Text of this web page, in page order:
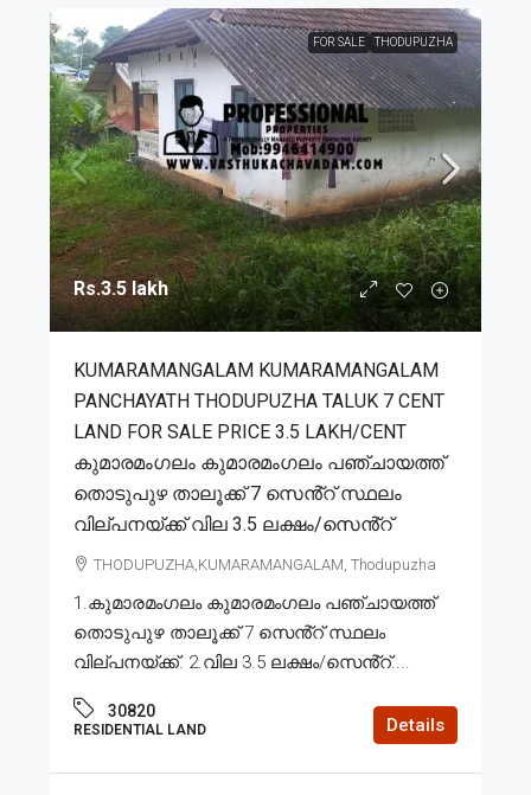
FOR SALE THODUPUZHA
Rs.3.5 lakh
KUMARAMANGALAM KUMARAMANGALAM
PANCHAYATH THODUPUZHA TALUK 7 CENT
LAND FOR SALE PRICE 3.5 LAKH/CENT
കുമാരമംഗലം കുമാരമംഗലം പഞ്ചായത്ത്
തൊടുപുഴ താലൂക്ക് 7 സെൻ്റ് സ്ഥലം
വില്പനയ്ക്ക് വില 3.5 ലക്ഷം/സെൻ്റ്
THODUPUZHA,KUMARAMANGALAM, Thodupuzha
1.കുമാരമംഗലം കുമാരമംഗലം പഞ്ചായത്ത്
തൊടുപുഴ താലൂക്ക് 7 സെൻ്റ് സ്ഥലം
വില്പനയ്ക്ക്. 2.വില 3.5 ലക്ഷം/സെൻ്റ്....
30820
RESIDENTIAL LAND Details